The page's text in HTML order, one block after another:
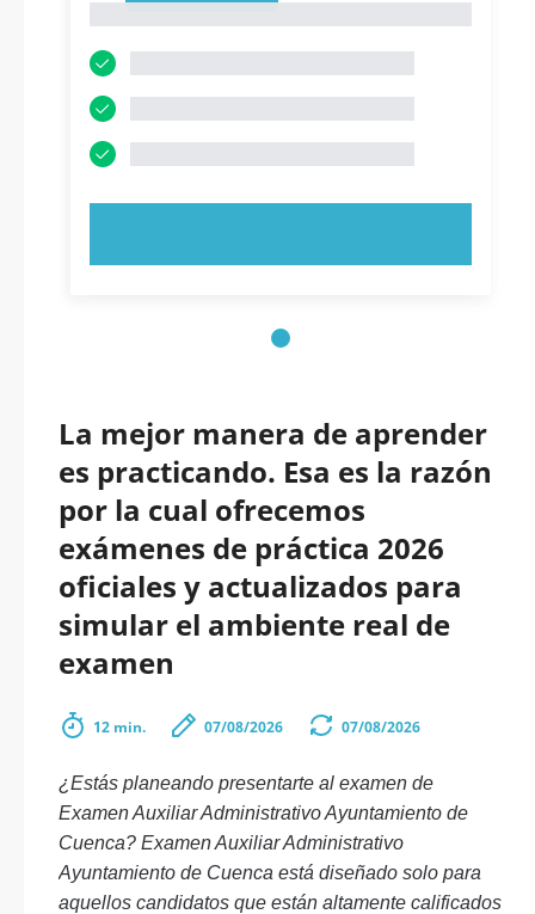
La mejor manera de aprender
es practicando. Esa es la razón
por la cual ofrecemos
exámenes de práctica 2026
oficiales y actualizados para
simular el ambiente real de
examen
12 min. 07/08/2026 07/08/2026
¿Estás planeando presentarte al examen de
Examen Auxiliar Administrativo Ayuntamiento de
Cuenca? Examen Auxiliar Administrativo
Ayuntamiento de Cuenca está diseñado solo para
aquellos candidatos que están altamente calificados